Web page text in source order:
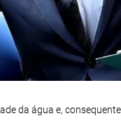
da água e,